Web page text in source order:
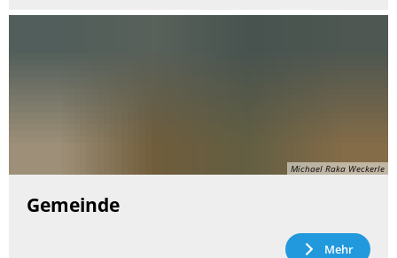
Michael Raka Weckerle
Gemeinde
Mehr